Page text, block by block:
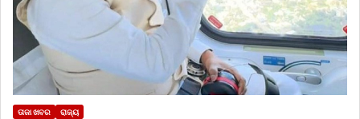
ତାଜା ଖବର ରାଜ୍ୟ